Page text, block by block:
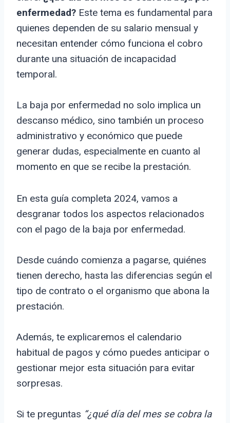
enfermedad? Este tema es fundamental para
quienes dependen de su salario mensual y
necesitan entender cómo funciona el cobro
durante una situación de incapacidad
temporal.
La baja por enfermedad no solo implica un
descanso médico, sino también un proceso
administrativo y económico que puede
generar dudas, especialmente en cuanto al
momento en que se recibe la prestación.
En esta guía completa 2024, vamos a
desgranar todos los aspectos relacionados
con el pago de la baja por enfermedad.
Desde cuándo comienza a pagarse, quiénes
tienen derecho, hasta las diferencias según el
tipo de contrato o el organismo que abona la
prestación.
Además, te explicaremos el calendario
habitual de pagos y cómo puedes anticipar o
gestionar mejor esta situación para evitar
sorpresas.
Si te preguntas “¿qué día del mes se cobra la